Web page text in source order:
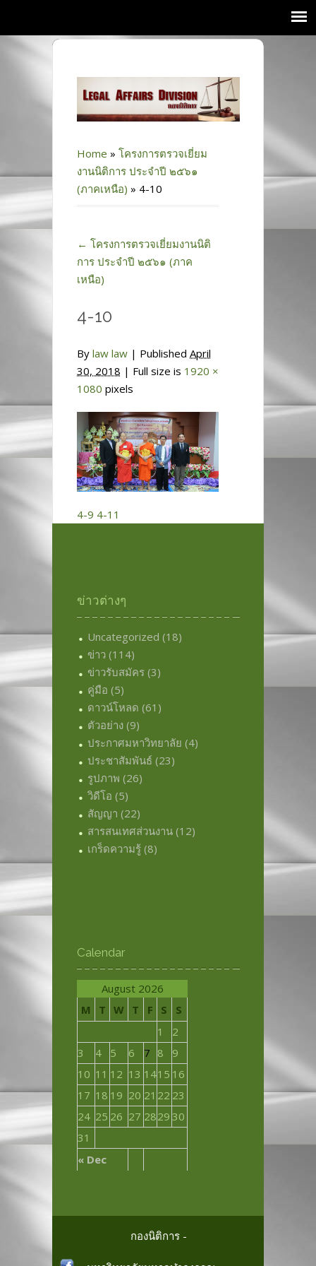
Home » โครงการตรวจเยี่ยม
งานนิติการ ประจำปี ๒๕๖๑
(ภาคเหนือ) » 4-10
← โครงการตรวจเยี่ยมงานนิติ
การ ประจำปี ๒๕๖๑ (ภาค
เหนือ)
4-10
By law law | Published April
30, 2018 | Full size is 1920 ×
1080 pixels
4-9 4-11
ข่าวต่างๆ
Uncategorized (18)
ข่าว (114)
ข่าวรับสมัคร (3)
คู่มือ (5)
ดาวน์โหลด (61)
ตัวอย่าง (9)
ประกาศมหาวิทยาลัย (4)
ประชาสัมพันธ์ (23)
รูปภาพ (26)
วิดีโอ (5)
สัญญา (22)
สารสนเทศส่วนงาน (12)
เกร็ดความรู้ (8)
Calendar
August 2026
M
T W T F S S
« Dec
1
2
3
4 5 6 7 8
9
10 11 12 13 1415 16
17 18 19 20 21 22 23
24 25 26 27 2829 30
31
กองนิติการ -